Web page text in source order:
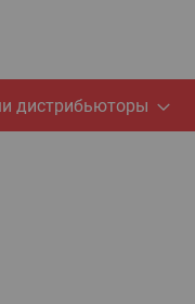
дистрибьюторы